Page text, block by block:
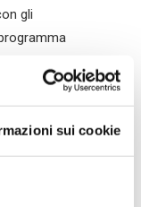
sui cookie
gli